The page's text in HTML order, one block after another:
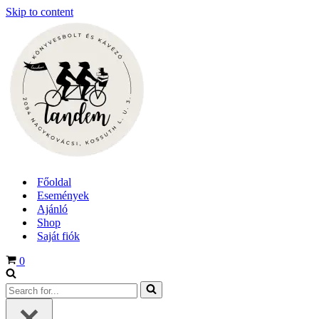
Skip to content
Főoldal
Események
Ajánló
Shop
Saját fiók
Cart
0
Search
for...